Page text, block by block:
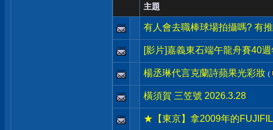
主題
有人會去職棒球場拍攝嗎? 有
[影片]嘉義東石端午龍舟賽40
楊丞琳代言克蘭詩蘋果光彩妝 (
橫須賀 三笠號 2026.3.28
★【東京】拿2009年的